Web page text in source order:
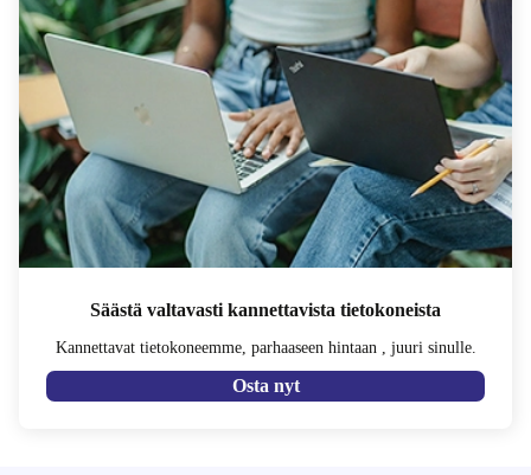
Säästä valtavasti kannettavista tietokoneista
Kannettavat tietokoneemme, parhaaseen hintaan , juuri sinulle.
Osta nyt